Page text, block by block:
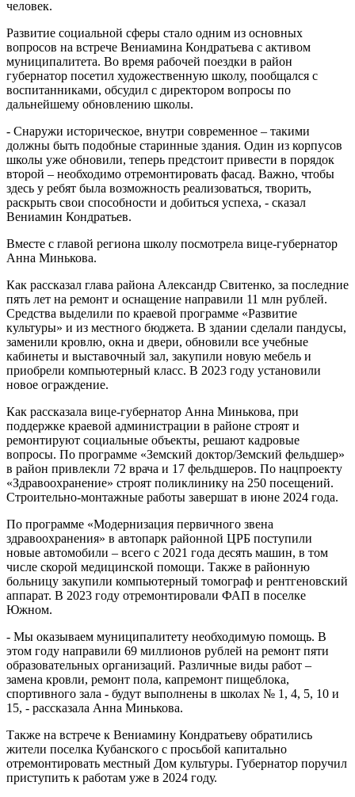
человек.
Развитие социальной сферы стало одним из основных
вопросов на встрече Вениамина Кондратьева с активом
муниципалитета. Во время рабочей поездки в район
губернатор посетил художественную школу, пообщался с
воспитанниками, обсудил с директором вопросы по
дальнейшему обновлению школы.
- Снаружи историческое, внутри современное – такими
должны быть подобные старинные здания. Один из корпусов
школы уже обновили, теперь предстоит привести в порядок
второй – необходимо отремонтировать фасад. Важно, чтобы
здесь у ребят была возможность реализоваться, творить,
раскрыть свои способности и добиться успеха, - сказал
Вениамин Кондратьев.
Вместе с главой региона школу посмотрела вице-губернатор
Анна Минькова.
Как рассказал глава района Александр Свитенко, за последние
пять лет на ремонт и оснащение направили 11 млн рублей.
Средства выделили по краевой программе «Развитие
культуры» и из местного бюджета. В здании сделали пандусы,
заменили кровлю, окна и двери, обновили все учебные
кабинеты и выставочный зал, закупили новую мебель и
приобрели компьютерный класс. В 2023 году установили
новое ограждение.
Как рассказала вице-губернатор Анна Минькова, при
поддержке краевой администрации в районе строят и
ремонтируют социальные объекты, решают кадровые
вопросы. По программе «Земский доктор/Земский фельдшер»
в район привлекли 72 врача и 17 фельдшеров. По нацпроекту
«Здравоохранение» строят поликлинику на 250 посещений.
Строительно-монтажные работы завершат в июне 2024 года.
По программе «Модернизация первичного звена
здравоохранения» в автопарк районной ЦРБ поступили
новые автомобили – всего с 2021 года десять машин, в том
числе скорой медицинской помощи. Также в районную
больницу закупили компьютерный томограф и рентгеновский
аппарат. В 2023 году отремонтировали ФАП в поселке
Южном.
- Мы оказываем муниципалитету необходимую помощь. В
этом году направили 69 миллионов рублей на ремонт пяти
образовательных организаций. Различные виды работ –
замена кровли, ремонт пола, капремонт пищеблока,
спортивного зала - будут выполнены в школах № 1, 4, 5, 10 и
15, - рассказала Анна Минькова.
Также на встрече к Вениамину Кондратьеву обратились
жители поселка Кубанского с просьбой капитально
отремонтировать местный Дом культуры. Губернатор поручил
приступить к работам уже в 2024 году.